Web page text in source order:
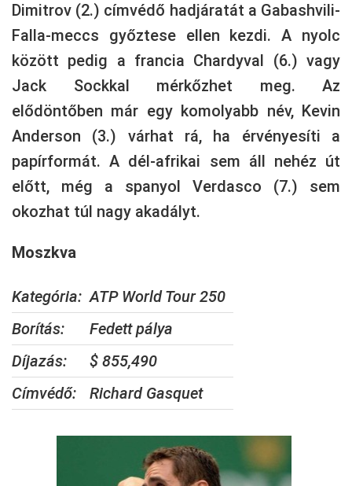
Dimitrov (2.) címvédő hadjáratát a Gabashvili-
Falla-meccs győztese ellen kezdi. A nyolc
között pedig a francia Chardyval (6.) vagy
Jack Sockkal mérkőzhet meg. Az
elődöntőben már egy komolyabb név, Kevin
Anderson (3.) várhat rá, ha érvényesíti a
papírformát. A dél-afrikai sem áll nehéz út
előtt, még a spanyol Verdasco (7.) sem
okozhat túl nagy akadályt.
Moszkva
Kategória: ATP World Tour 250
Borítás:
Fedett pálya
Díjazás:
$ 855,490
Címvédő:
Richard Gasquet